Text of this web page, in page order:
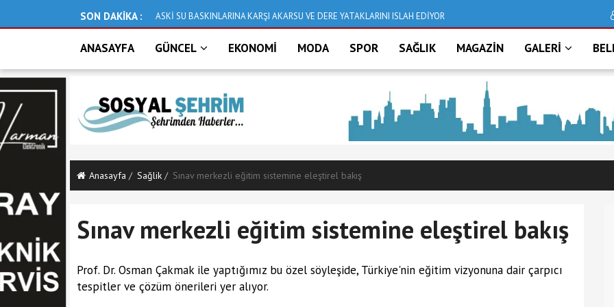
SON DAKİKA : ASKİ SU BASKINLARINA KARŞI AKARSU VE DERE YATAKLARINI ISLAH EDİYOR Deniz taştı, İzmir
ANASAYFA GÜNCEL EKONOMİ MODA SPOR SAĞLIK MAGAZİN GALERİ
Anasayfa Sağlik Sınav merkezli eğitim sistemine eleştirel bakış
Sınav merkezli eğitim sistemine eleştirel bakış
Prof. Dr. Osman Çakmak ile yaptığımız bu özel söyleşide, Türkiye'nin eğitim vizyonuna dair çarpıcı
tespitler ve çözüm önerileri yer alıyor.